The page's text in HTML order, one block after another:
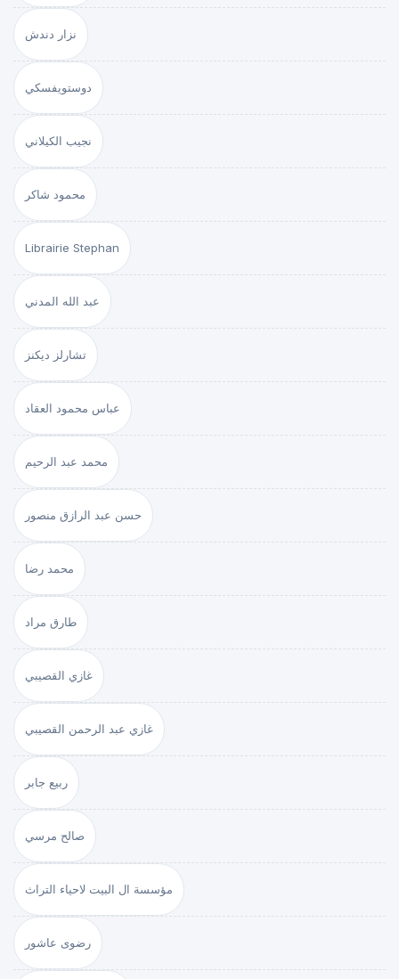
نزار دندش
دوستويفسكي
نجيب الكيلاني
محمود شاكر
Librairie Stephan
عبد الله المدني
تشارلز ديكنز
عباس محمود العقاد
محمد عبد الرحيم
حسن عبد الرازق منصور
محمد رضا
طارق مراد
غازي القصيبي
غازي عبد الرحمن القصيبي
ربيع جابر
صالح مرسي
مؤسسة ال البيت لاحياء التراث
رضوى عاشور